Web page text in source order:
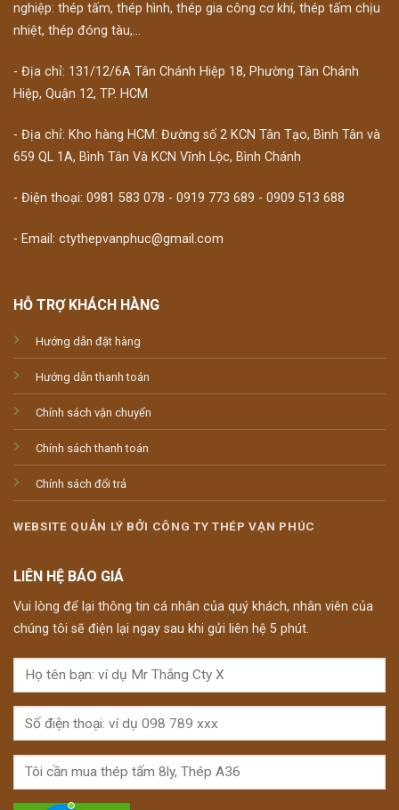
nghiệp: thép tấm, thép hình, thép gia công cơ khí, thép tấm chịu
nhiệt, thép đóng tàu,...
- Địa chỉ: 131/12/6A Tân Chánh Hiệp 18, Phường Tân Chánh
Hiệp, Quận 12, TP. HCM
- Địa chỉ: Kho hàng HCM: Đường số 2 KCN Tân Tạo, Bình Tân và
659 QL 1A, Bình Tân Và KCN Vĩnh Lộc, Bình Chánh
- Điện thoại: 0981 583 078 - 0919 773 689 - 0909 513 688
- Email: ctythepvanphuc@gmail.com
HỖ TRỢ KHÁCH HÀNG
Hướng dẫn đặt hàng
Hướng dẫn thanh toán
Chính sách vận chuyển
Chính sách thanh toán
Chính sách đổi trả
WEBSITE QUẢN LÝ BỞI CÔNG TY THÉP VẠN PHÚC
LIÊN HỆ BÁO GIÁ
Vui lòng để lại thông tin cá nhân của quý khách, nhân viên của
chúng tôi sẽ điện lại ngay sau khi gửi liên hệ 5 phút.